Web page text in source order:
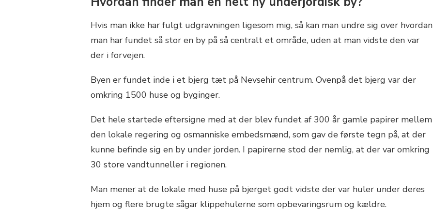
Hvis man ikke har fulgt udgravningen ligesom mig, så kan man undre sig over hvordan
man har fundet så stor en by på så centralt et område, uden at man vidste den var
der i forvejen.
Byen er fundet inde i et bjerg tæt på Nevsehir centrum. Ovenpå det bjerg var der
omkring 1500 huse og byginger.
Det hele startede eftersigne med at der blev fundet af 300 år gamle papirer mellem
den lokale regering og osmanniske embedsmænd, som gav de første tegn på, at der
kunne befinde sig en by under jorden. I papirerne stod der nemlig, at der var omkring
30 store vandtunneller i regionen.
Man mener at de lokale med huse på bjerget godt vidste der var huler under deres
hjem og flere brugte sågar klippehulerne som opbevaringsrum og kældre.